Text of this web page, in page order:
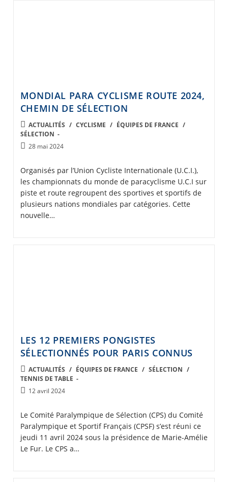
MONDIAL PARA CYCLISME ROUTE 2024,
CHEMIN DE SÉLECTION
POST
CATEGORY:
ACTUALITÉS / CYCLISME / ÉQUIPES DE FRANCE /
SÉLECTION
Post28 mai 2024
Organisés par l’Union Cycliste Internationale (U.C.I.),
les championnats du monde de paracyclisme U.C.I sur
piste et route regroupent des sportives et sportifs de
plusieurs nations mondiales par catégories. Cette
nouvelle…
LES 12 PREMIERS PONGISTES
SÉLECTIONNÉS POUR PARIS CONNUS
POST
CATEGORY:
ACTUALITÉS / ÉQUIPES DE FRANCE / SÉLECTION /
TENNIS DE TABLE
Post12 avril 2024
Le Comité Paralympique de Sélection (CPS) du Comité
Paralympique et Sportif Français (CPSF) s’est réuni ce
jeudi 11 avril 2024 sous la présidence de Marie-Amélie
Le Fur. Le CPS a…